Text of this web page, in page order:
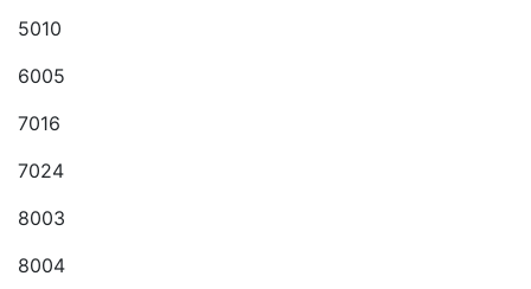
5010
6005
7016
7024
8003
8004